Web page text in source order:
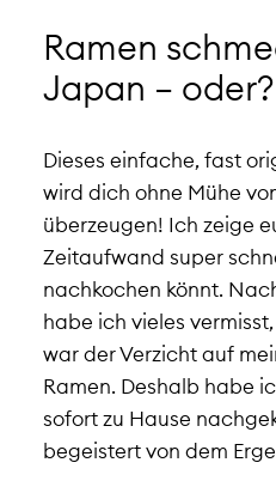
Ramen
Japan – oder?
Dieses einfache, fast
wird dich ohne Mühe
überzeugen! Ich zeige
Zeitaufwand super
nachkochen könnt.
habe ich vieles
war der Verzicht auf
Ramen. Deshalb habe
sofort zu Hause
begeistert von dem